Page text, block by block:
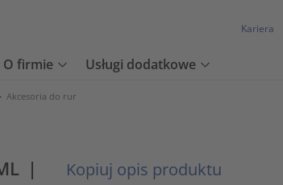
Kariera
O firmie Usługi dodatkowe
Akcesoria do rur
| Kopiuj opis produktu